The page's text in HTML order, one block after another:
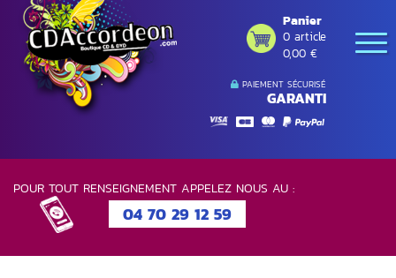
PAIEMENT SÉCURISÉ
GARANTI
Panier
0 article
0,00 €
POUR TOUT RENSEIGNEMENT APPELEZ NOUS AU :
04 70 29 12 59